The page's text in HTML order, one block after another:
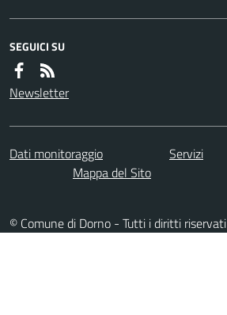
SEGUICI SU
Newsletter
Dati monitoraggio Servizi
Mappa del Sito
© Comune di Dorno - Tutti i diritti riservati